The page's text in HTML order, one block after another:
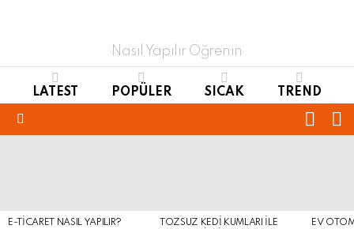
Nasıl Yapılır Öğrenin
LATEST POPÜLER SICAK TREND
E-TICARET NASIL YAPILIR?
TOZSUZ KEDI KUMLARI ILE
EV